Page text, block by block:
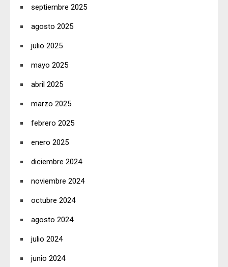
septiembre 2025
agosto 2025
julio 2025
mayo 2025
abril 2025
marzo 2025
febrero 2025
enero 2025
diciembre 2024
noviembre 2024
octubre 2024
agosto 2024
julio 2024
junio 2024